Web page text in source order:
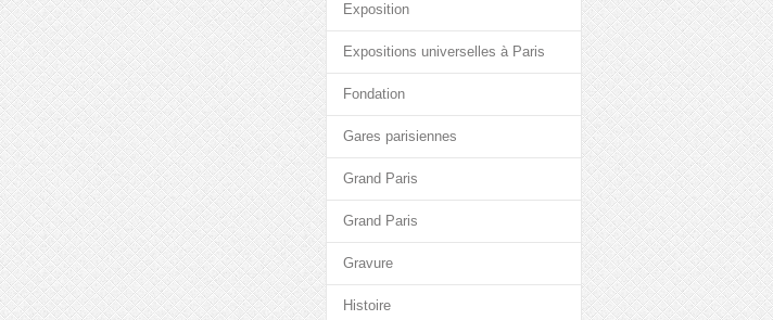
Exposition
Expositions universelles à Paris
Fondation
Gares parisiennes
Grand Paris
Grand Paris
Gravure
Histoire